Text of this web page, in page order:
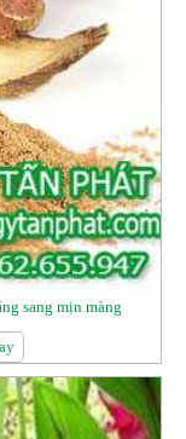
sang mịn màng